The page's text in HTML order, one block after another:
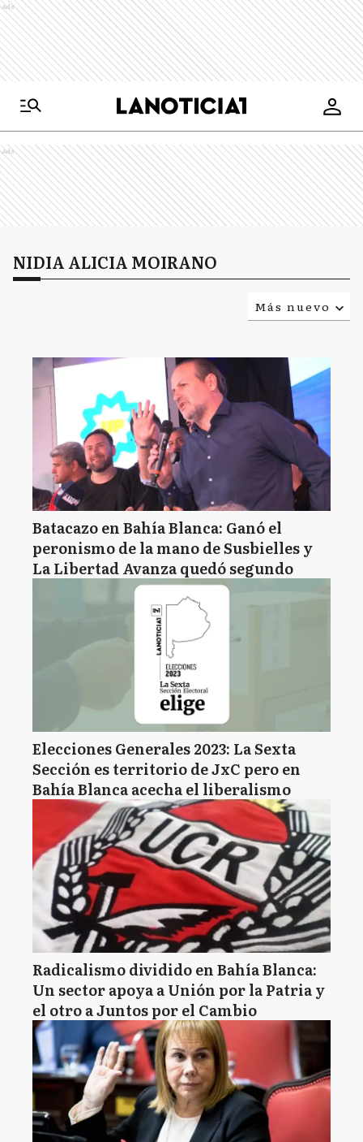
Ads
Ads
NIDIA ALICIA MOIRANO
Más nuevo
Batacazo en Bahía Blanca: Ganó el
peronismo de la mano de Susbielles y
La Libertad Avanza quedó segundo
Elecciones Generales 2023: La Sexta
Sección es territorio de JxC pero en
Bahía Blanca acecha el liberalismo
Radicalismo dividido en Bahía Blanca:
Un sector apoya a Unión por la Patria y
el otro a Juntos por el Cambio